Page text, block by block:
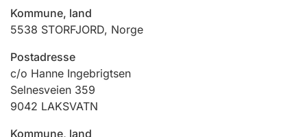
Ektepaktveileder
Offentlig sektor
Kommune, land
5538 STORFJORD, Norge
Postadresse
c/o Hanne Ingebrigtsen
Selnesveien 359
9042 LAKSVATN
Kommune, land